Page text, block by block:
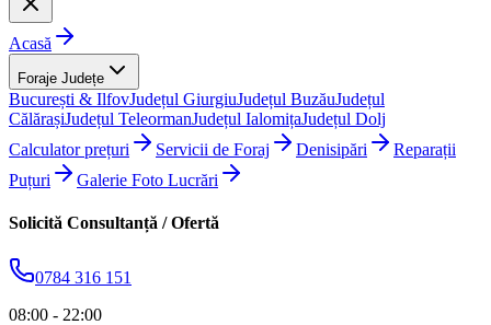
Acasă
Foraje Județe
București & IlfovJudețul GiurgiuJudețul BuzăuJudețul
CălărașiJudețul TeleormanJudețul IalomițaJudețul Dolj
Calculator prețuri
Servicii de Foraj Denisipări
Reparații
Puțuri
Galerie Foto Lucrări
Solicită Consultanță / Ofertă
0784 316 151
08:00 - 22:00